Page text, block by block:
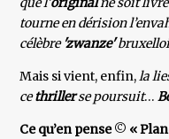
tourne en dérision
célèbre 'zwanze'
Mais si vient, enfin,la
cethrillerse poursuit…
Ce qu’en pense© «